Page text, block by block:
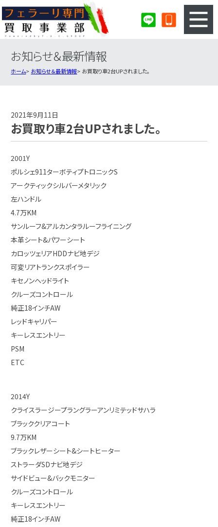
3ステップのカンタン査定
フェラーリ買取実績
お知らせ＆最新情報
ホーム お知らせ＆最新情報 お買取り車2台UPされました。
2021年9月11日
お買取り車2台UPされました。
2001Y
ポルシェ911ターボティプトロニックS
アークティックシルバーメタリック
左ハンドル
4.7万KM
サンルーフ&アルカンタラルーフライニング
本革シート&パワーシート
カロッツェリアHDDナビ地デジ
可変リアトランクスポイラー
キセノンヘッドライト
クルーズコントロール
純正18インチAW
レッドキャリパー
キーレスエントリー
PSM
ETC
2014Y
クライスラージープラングラーアンリミテッドサハラ
ブラッククリアコート
9.7万KM
ブラックレザーシート&シートヒーター
ストラーダSDナビ地デジ
サイドビュー&バックモニター
クルーズコントロール
キーレスエントリー
純正18インチAW